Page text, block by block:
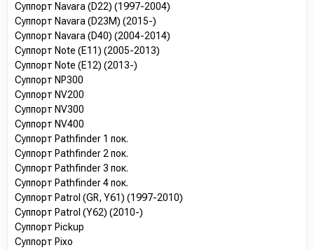
Суппорт Navara (D22) (1997-2004)
Суппорт Navara (D23M) (2015-)
Суппорт Navara (D40) (2004-2014)
Суппорт Note (E11) (2005-2013)
Суппорт Note (E12) (2013-)
Суппорт NP300
Суппорт NV200
Суппорт NV300
Суппорт NV400
Суппорт Pathfinder 1 пок.
Суппорт Pathfinder 2 пок.
Суппорт Pathfinder 3 пок.
Суппорт Pathfinder 4 пок.
Суппорт Patrol (GR, Y61) (1997-2010)
Суппорт Patrol (Y62) (2010-)
Суппорт Pickup
Суппорт Pixo